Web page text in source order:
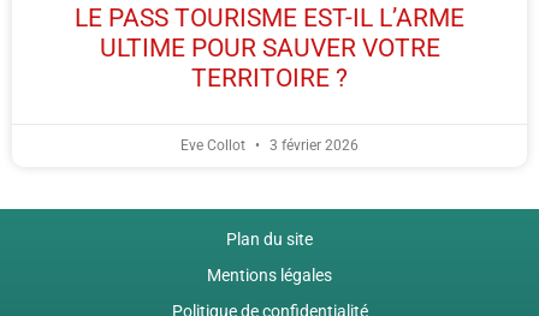
LE PASS TOURISME EST-IL L’ARME
ULTIME POUR SAUVER VOTRE
TERRITOIRE ?
Eve Collot 3 février 2026
Plan du site
Mentions légales
Politique de confidentialité